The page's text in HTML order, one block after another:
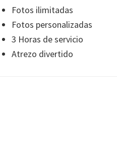
Fotos ilimitadas
Fotos personalizadas
3 Horas de servicio
Atrezo divertido